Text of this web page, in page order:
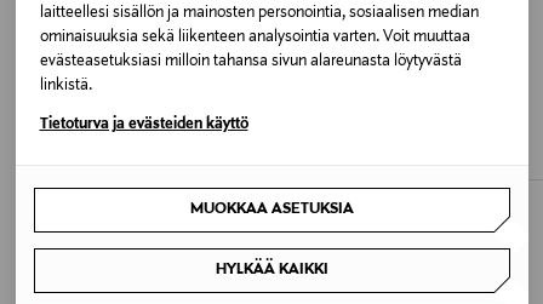
laitteellesi sisällön ja mainosten personointia, sosiaalisen median
ominaisuuksia sekä liikenteen analysointia varten. Voit muuttaa
evästeasetuksiasi milloin tahansa sivun alareunasta löytyvästä
linkistä.
Tietoturva ja evästeiden käyttö
MUOKKAA ASETUKSIA
HYLKÄÄ KAIKKI
Konepesu
Pesulämpötila
40 °C
Väri
IRIS (VIOLETTI)
ETUKUPONKITUOTE
Cyndy Winter Roses -mekko